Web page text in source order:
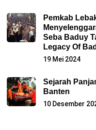
Pemkab
Seba Baduy
Legacy Of
19 Mei 2024
Sejarah
Banten
10 Desember